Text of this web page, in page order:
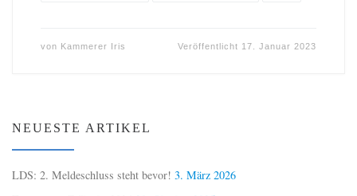
von Kammerer Iris Veröffentlicht 17. Januar 2023
NEUESTE ARTIKEL
LDS: 2. Meldeschluss steht bevor! 3. März 2026